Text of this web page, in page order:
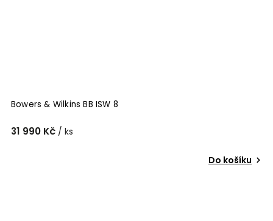
Bowers & Wilkins BB ISW 8
31 990 Kč / ks
Do košíku